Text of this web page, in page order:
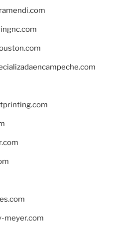
meyer.com